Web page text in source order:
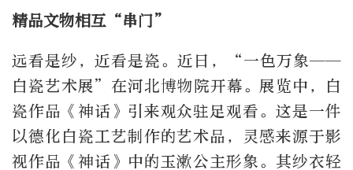
精品文物相互“串门”
远看是纱，近看是瓷。近日，“一色万象——
白瓷艺术展”在河北博物院开幕。展览中，白
瓷作品《神话》引来观众驻足观看。这是一件
以德化白瓷工艺制作的艺术品，灵感来源于影
视作品《神话》中的玉漱公主形象。其纱衣轻